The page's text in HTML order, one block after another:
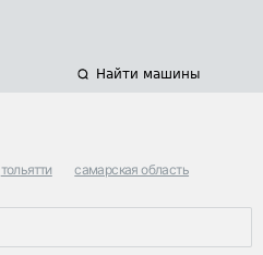
Найти машины
тольятти самарская область